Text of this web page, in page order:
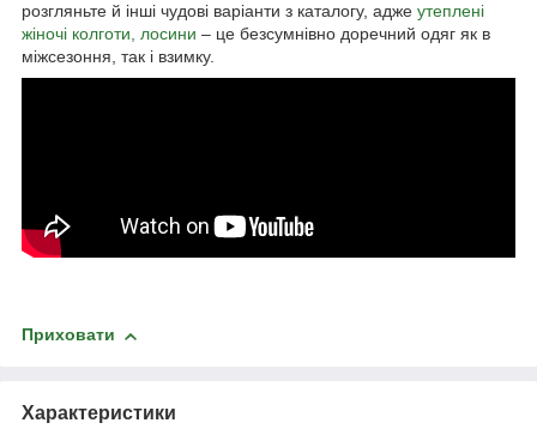
розгляньте й інші чудові варіанти з каталогу, адже утеплені
жіночі колготи, лосини – це безсумнівно доречний одяг як в
міжсезоння, так і взимку.
Приховати
Характеристики